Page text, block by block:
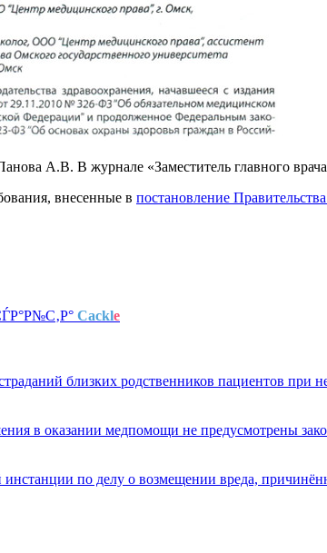
А.В. В журнале «Заместитель главного
внесенные в постановление
Cackle
близких родственников пациентов при
в оказании медпомощи не предусмотрены
по делу о возмещении вреда,